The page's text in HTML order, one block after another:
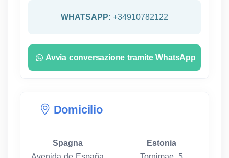
WHATSAPP: +34910782122
Avvia conversazione tramite WhatsApp
Domicilio
Spagna
Estonia